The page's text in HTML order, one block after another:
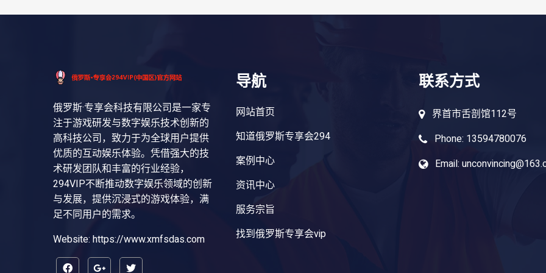
俄罗斯·专享会科技有限公司是一家专
注于游戏研发与数字娱乐技术创新的
高科技公司，致力于为全球用户提供
优质的互动娱乐体验。凭借强大的技
术研发团队和丰富的行业经验，
294VIP不断推动数字娱乐领域的创新
与发展，提供沉浸式的游戏体验，满
足不同用户的需求。
Website: https://www.xmfsdas.com
导航
网站首页
知道俄罗斯专享会294
案例中心
资讯中心
服务宗旨
找到俄罗斯专享会vip
联系方式
界首市舌剖馆112号
Phone: 13594780076
Email: